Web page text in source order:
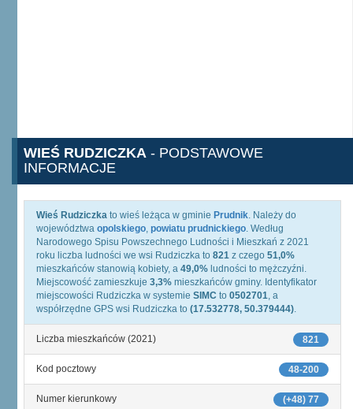
WIEŚ RUDZICZKA - PODSTAWOWE
INFORMACJE
Wieś Rudziczka to wieś leżąca w gminie Prudnik. Należy do
województwa opolskiego, powiatu prudnickiego. Według
Narodowego Spisu Powszechnego Ludności i Mieszkań z 2021
roku liczba ludności we wsi Rudziczka to 821 z czego 51,0%
mieszkańców stanowią kobiety, a 49,0% ludności to mężczyźni.
Miejscowość zamieszkuje 3,3% mieszkańców gminy. Identyfikator
miejscowości Rudziczka w systemie SIMC to 0502701, a
współrzędne GPS wsi Rudziczka to (17.532778, 50.379444).
821
Liczba mieszkańców (2021)
48-200
Kod pocztowy
(+48) 77
Numer kierunkowy